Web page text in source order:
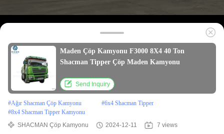
Maden Çöp Kamyonu F3000 8X4 40 Ton
Shacman Tipper Çöp Maden Kamyonu
Send Inquiry
#Ağır Shacman Çöp Kamyonu #6x4 Shacman Tipper
#8x4 Shacman Tipper Kamyonu
SHACMAN Çöp Kamyonu
2024-12-11 7 views